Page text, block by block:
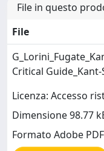
File in questo
File
Critical
Licenza: Accesso
Dimensione 98.77
Formato Adobe PDF